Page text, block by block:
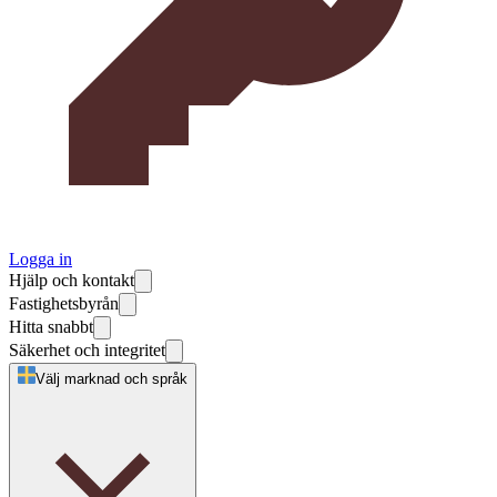
Logga in
Hjälp och kontakt
Fastighetsbyrån
Hitta snabbt
Säkerhet och integritet
Välj marknad och språk